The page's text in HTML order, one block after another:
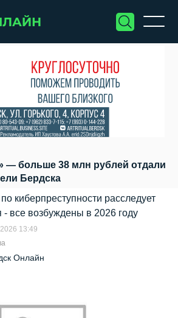
— больше 38 млн рублей отдали
Бердска
киберпреступности расследует
- все возбуждены в 2026 году
13:49
Онлайн